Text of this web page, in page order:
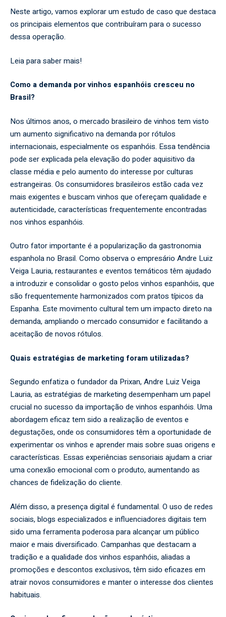
Neste artigo, vamos explorar um estudo de caso que destaca
os principais elementos que contribuíram para o sucesso
dessa operação.
Leia para saber mais!
Como a demanda por vinhos espanhóis cresceu no
Brasil?
Nos últimos anos, o mercado brasileiro de vinhos tem visto
um aumento significativo na demanda por rótulos
internacionais, especialmente os espanhóis. Essa tendência
pode ser explicada pela elevação do poder aquisitivo da
classe média e pelo aumento do interesse por culturas
estrangeiras. Os consumidores brasileiros estão cada vez
mais exigentes e buscam vinhos que ofereçam qualidade e
autenticidade, características frequentemente encontradas
nos vinhos espanhóis.
Outro fator importante é a popularização da gastronomia
espanhola no Brasil. Como observa o empresário Andre Luiz
Veiga Lauria, restaurantes e eventos temáticos têm ajudado
a introduzir e consolidar o gosto pelos vinhos espanhóis, que
são frequentemente harmonizados com pratos típicos da
Espanha. Este movimento cultural tem um impacto direto na
demanda, ampliando o mercado consumidor e facilitando a
aceitação de novos rótulos.
Quais estratégias de marketing foram utilizadas?
Segundo enfatiza o fundador da Prixan, Andre Luiz Veiga
Lauria, as estratégias de marketing desempenham um papel
crucial no sucesso da importação de vinhos espanhóis. Uma
abordagem eficaz tem sido a realização de eventos e
degustações, onde os consumidores têm a oportunidade de
experimentar os vinhos e aprender mais sobre suas origens e
características. Essas experiências sensoriais ajudam a criar
uma conexão emocional com o produto, aumentando as
chances de fidelização do cliente.
Além disso, a presença digital é fundamental. O uso de redes
sociais, blogs especializados e influenciadores digitais tem
sido uma ferramenta poderosa para alcançar um público
maior e mais diversificado. Campanhas que destacam a
tradição e a qualidade dos vinhos espanhóis, aliadas a
promoções e descontos exclusivos, têm sido eficazes em
atrair novos consumidores e manter o interesse dos clientes
habituais.